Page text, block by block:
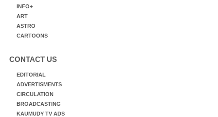
INFO+
ART
ASTRO
CARTOONS
CONTACT US
EDITORIAL
ADVERTISMENTS
CIRCULATION
BROADCASTING
KAUMUDY TV ADS